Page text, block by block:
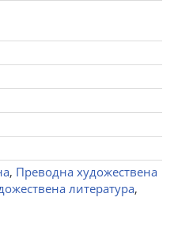
, Преводна художествена
литература,